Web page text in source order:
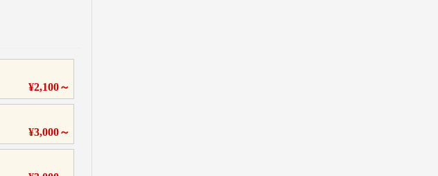
¥2,100～
¥3,000～